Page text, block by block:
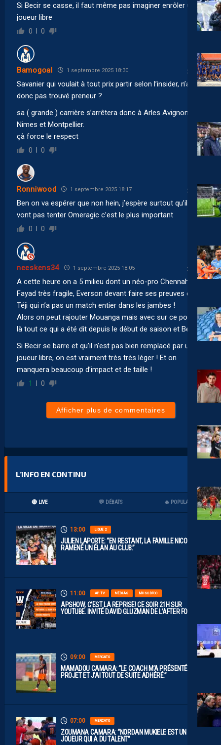
Si Becir se casse, il faut même pas imaginer enrôler un
joueur libre
0 0
Bamogoal 1 septembre 2025 18:30
Savanier qui voulait à tout prix partir selon l’insider, n’aura
donc pas trouvé preneur ?
sa ( grande ) carrière s’arrêtera donc à Arles Avignon,
Nimes et Montpellier.
çà force le respect
0 0
Ronniwood 1 septembre 2025 18:17
Ben on va espérer que non hein, j’espère surtout qu’ils
vont pas tenter Omeragic c’est le plus important
0 0
neeskens34 1 septembre 2025 18:05
A cette heure on a 5 milieu dont un néo-pro Chennahi,
Fayad très fragile, Everson devant faire ses preuves et
Téji qui n’a pas un match entier dans les jambes !
Alors on peut rajouter Mouanga mais avec sur ce poste-
là tout ce qui a été dit depuis le début de saison et Becir !
Si Becir se barre et qu’il n’est pas bien remplacé par un
joueur libre, on est vraiment très très léger ! Et on
manquera beaucoup d’impact et de taille !
1 0
Afficher plus de commentaires
L’INFO EN CONTINU
🔴 LIVE 💬 DÉBATS 🔥 POPULAIRES
13:00 LIGUE 2
JULIEN LAPORTE: “EN RESTANT, LA FAMILLE NICOLLIN A
RAMENÉ UN ÉLAN AU CLUB.”
11:00 AP TV MÉDIAS MHSC-DFCO
APSHOW, C’EST LA REPRISE! CE SOIR 21H SUR
YOUTUBE. INVITÉ DAVID GLUZMAN DE L’AFTER FOOT.
09:00 MERCATO
MAMADOU CAMARA: “LE COACH M’A PRÉSENTÉ LE
PROJET ET J’AI TOUT DE SUITE ADHÉRÉ.”
07:00 MERCATO
ZOUMANA CAMARA: “NORDAN MUKIELE EST UN
JOUEUR QUI A DU TALENT”